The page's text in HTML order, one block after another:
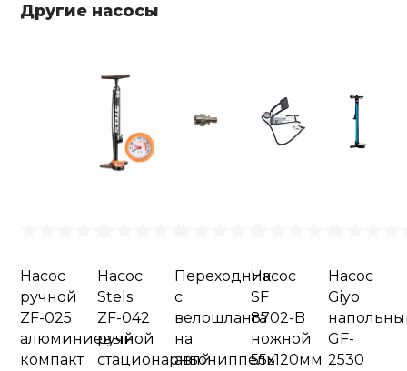
Другие насосы
Насос
ручной
ZF-025
алюминиевый
компакт
Насос
Stels
ZF-042
ручной
стационарный
Переходник
с
велошланга
на
автониппель
Насос
SF
8702-B
ножной
55х120мм
Насос
Giyo
GF-
2530